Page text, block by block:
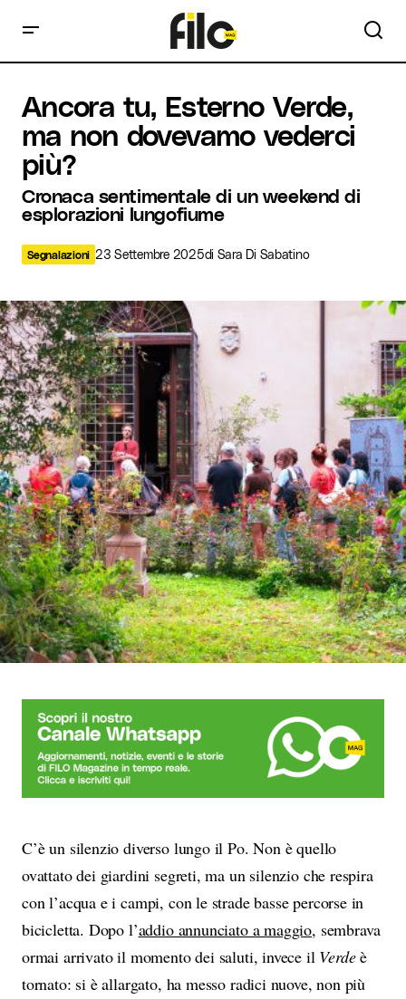
Ancora tu, Esterno Verde,
ma non dovevamo vederci
più?
Cronaca sentimentale di un weekend di
esplorazioni lungofiume
Segnalazioni 23 Settembre 2025di Sara Di Sabatino
C’è un silenzio diverso lungo il Po. Non è quello
ovattato dei giardini segreti, ma un silenzio che respira
con l’acqua e i campi, con le strade basse percorse in
bicicletta. Dopo l’addio annunciato a maggio, sembrava
ormai arrivato il momento dei saluti, invece il Verdeè
tornato: si è allargato, ha messo radici nuove, non più